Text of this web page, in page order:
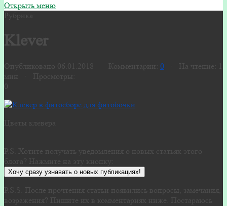
Открыть меню
Рубрика:
Klever
Опубликовано 06.01.2018 · Комментарии: 0 · На чтение: 1
мин · Просмотры:
0
Цветы клевера
P.S. Хотите получать уведомления о новых статьях этого
блога? Нажмите на эту кнопку:
Хочу сразу узнавать о новых публикациях!
P.S.S. После прочтения статьи появились вопросы, замечания,
возражения? Пишите их в комментариях ниже. Постараюсь